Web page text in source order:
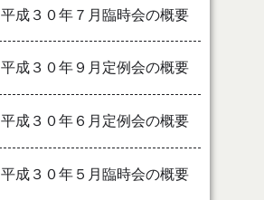
平成３０年７月臨時会の概要
平成３０年９月定例会の概要
平成３０年６月定例会の概要
平成３０年５月臨時会の概要